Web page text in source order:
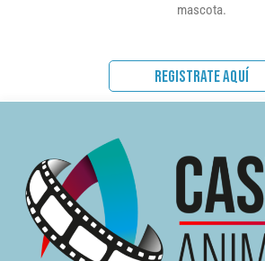
mascota.
REGISTRATE AQUÍ